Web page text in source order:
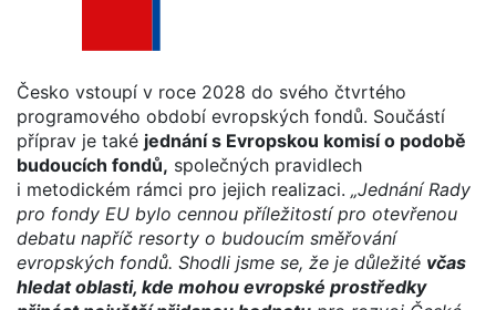
Česko vstoupí v roce 2028 do svého čtvrtého
programového období evropských fondů. Součástí
příprav je také jednání s Evropskou komisí o podobě
budoucích fondů, společných pravidlech
i metodickém rámci pro jejich realizaci. „Jednání Rady
pro fondy EU bylo cennou příležitostí pro otevřenou
debatu napříč resorty o budoucím směřování
evropských fondů. Shodli jsme se, že je důležité včas
hledat oblasti, kde mohou evropské prostředky